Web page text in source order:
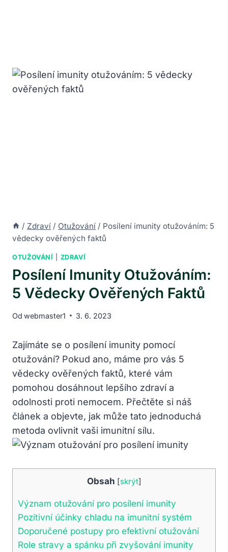
/ Zdraví / Otužování / Posílení imunity otužováním: 5
vědecky ověřených faktů
OTUŽOVÁNÍ ZDRAVÍ
Posílení Imunity Otužováním:
5 Vědecky Ověřených Faktů
Od webmaster1 3. 6. 2023
Zajímáte se o posílení imunity pomocí
otužování? Pokud ano, máme pro vás 5
vědecky ověřených faktů, které vám
pomohou dosáhnout lepšího zdraví a
odolnosti proti nemocem. Přečtěte si náš
článek a objevte, jak může tato jednoduchá
metoda ovlivnit vaši imunitní sílu.
Obsah [skrýt]
Význam otužování pro posílení imunity
Pozitivní účinky chladu na imunitní systém
Doporučené postupy pro efektivní otužování
Role stravy a spánku při zvyšování imunity